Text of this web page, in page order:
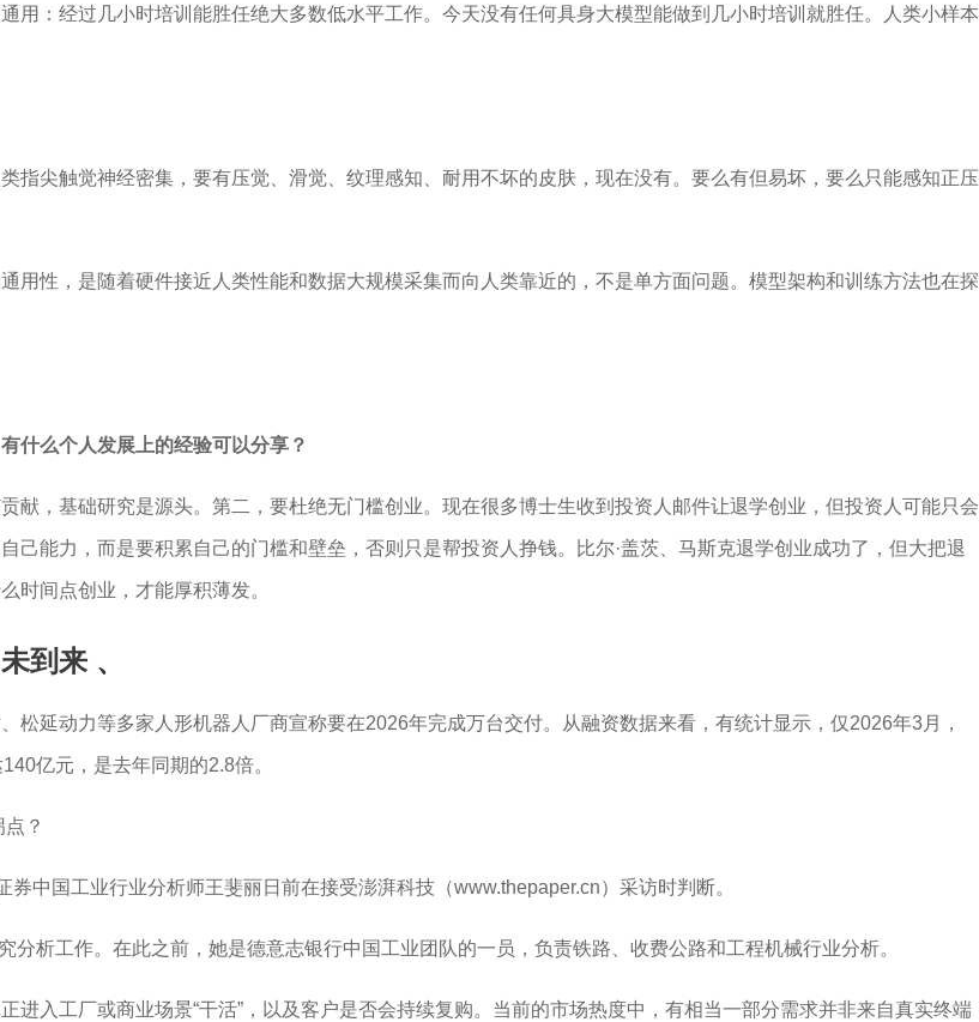
用：经过几小时培训能胜任绝大多数低水平工作。今天没有任何具身大模型能做到几小时培训就胜任。人类小样本
指尖触觉神经密集，要有压觉、滑觉、纹理感知、耐用不坏的皮肤，现在没有。要么有但易坏，要么只能感知正压
用性，是随着硬件接近人类性能和数据大规模采集而向人类靠近的，不是单方面问题。模型架构和训练方法也在探
什么个人发展上的经验可以分享？
献，基础研究是源头。第二，要杜绝无门槛创业。现在很多博士生收到投资人邮件让退学创业，但投资人可能只会
能力，而是要积累自己的门槛和壁垒，否则只是帮投资人挣钱。比尔·盖茨、马斯克退学创业成功了，但大把退
时间点创业，才能厚积薄发。
到来 、
延动力等多家人形机器人厂商宣称要在2026年完成万台交付。从融资数据来看，有统计显示，仅2026年3月，
亿元，是去年同期的2.8倍。
点？
中国工业行业分析师王斐丽日前在接受澎湃科技（www.thepaper.cn）采访时判断。
析工作。在此之前，她是德意志银行中国工业团队的一员，负责铁路、收费公路和工程机械行业分析。
入工厂或商业场景“干活”，以及客户是否会持续复购。当前的市场热度中，有相当一部分需求并非来自真实终端